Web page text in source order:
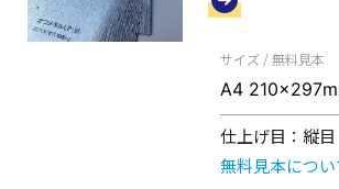
サイズ / 無料見本
仕上げ目： 縦目
無料見本につい